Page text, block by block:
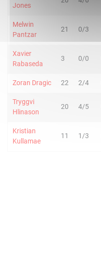
Jones
Melwin
Pantzar
21 0/3
Xavier
Rabaseda
3 0/0
Zoran Dragic 22 2/4
Tryggvi
Hlinason
20 4/5
Kristian
Kullamae
11 1/3